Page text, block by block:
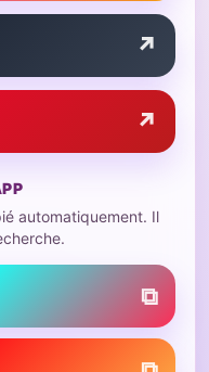
↗
↗
automatiquement. Il
⧉